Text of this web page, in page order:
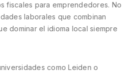
fiscales para emprendedores. No
laborales que combinan
dominar el idioma local siempre
como Leiden o